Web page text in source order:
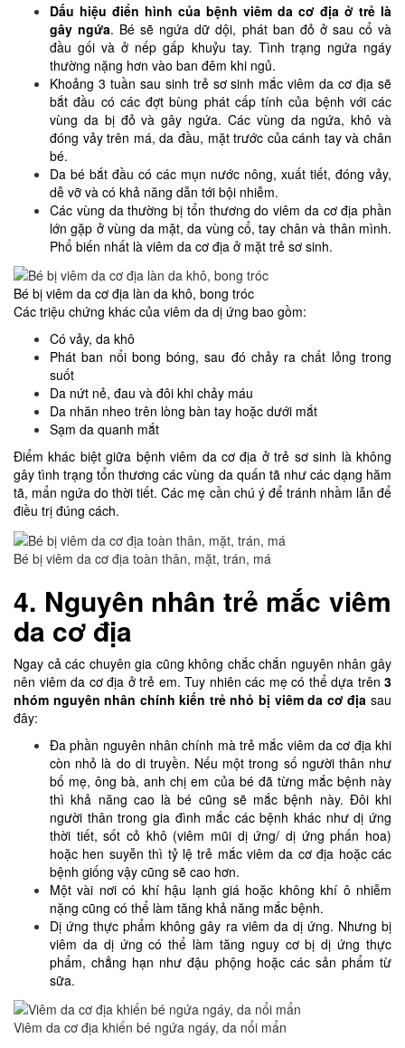
Dấu hiệu điển hình của bệnh viêm da cơ địa ở trẻ là
gây ngứa. Bé sẽ ngứa dữ dội, phát ban đỏ ở sau cổ và
đầu gối và ở nếp gấp khuỷu tay. Tình trạng ngứa ngáy
thường nặng hơn vào ban đêm khi ngủ.
Khoảng 3 tuần sau sinh trẻ sơ sinh mắc viêm da cơ địa sẽ
bắt đầu có các đợt bùng phát cấp tính của bệnh với các
vùng da bị đỏ và gây ngứa. Các vùng da ngứa, khô và
đóng vảy trên má, da đầu, mặt trước của cánh tay và chân
bé.
Da bé bắt đầu có các mụn nước nông, xuất tiết, đóng vảy,
dễ vỡ và có khả năng dẫn tới bội nhiễm.
Các vùng da thường bị tổn thương do viêm da cơ địa phần
lớn gặp ở vùng da mặt, da vùng cổ, tay chân và thân mình.
Phổ biến nhất là viêm da cơ địa ở mặt trẻ sơ sinh.
Bé bị viêm da cơ địa làn da khô, bong tróc
Các triệu chứng khác của viêm da dị ứng bao gồm:
Có vảy, da khô
Phát ban nổi bong bóng, sau đó chảy ra chất lỏng trong
suốt
Da nứt nẻ, đau và đôi khi chảy máu
Da nhăn nheo trên lòng bàn tay hoặc dưới mắt
Sạm da quanh mắt
Điểm khác biệt giữa bệnh viêm da cơ địa ở trẻ sơ sinh là không
gây tình trạng tổn thương các vùng da quấn tã như các dạng hăm
tã, mẩn ngứa do thời tiết. Các mẹ cần chú ý để tránh nhầm lẫn để
điều trị đúng cách.
Bé bị viêm da cơ địa toàn thân, mặt, trán, má
4. Nguyên nhân trẻ mắc viêm
da cơ địa
Ngay cả các chuyên gia cũng không chắc chắn nguyên nhân gây
nên viêm da cơ địa ở trẻ em. Tuy nhiên các mẹ có thể dựa trên 3
nhóm nguyên nhân chính kiến trẻ nhỏ bị viêm da cơ địa sau
đây:
Đa phần nguyên nhân chính mà trẻ mắc viêm da cơ địa khi
còn nhỏ là do di truyền. Nếu một trong số người thân như
bố mẹ, ông bà, anh chị em của bé đã từng mắc bệnh này
thì khả năng cao là bé cũng sẽ mắc bệnh này. Đôi khi
người thân trong gia đình mắc các bệnh khác như dị ứng
thời tiết, sốt cỏ khô (viêm mũi dị ứng/ dị ứng phấn hoa)
hoặc hen suyễn thì tỷ lệ trẻ mắc viêm da cơ địa hoặc các
bệnh giống vậy cũng sẽ cao hơn.
Một vài nơi có khí hậu lạnh giá hoặc không khí ô nhiễm
nặng cũng có thể làm tăng khả năng mắc bệnh.
Dị ứng thực phẩm không gây ra viêm da dị ứng. Nhưng bị
viêm da dị ứng có thể làm tăng nguy cơ bị dị ứng thực
phẩm, chẳng hạn như đậu phộng hoặc các sản phẩm từ
sữa.
Viêm da cơ địa khiến bé ngứa ngáy, da nổi mẩn